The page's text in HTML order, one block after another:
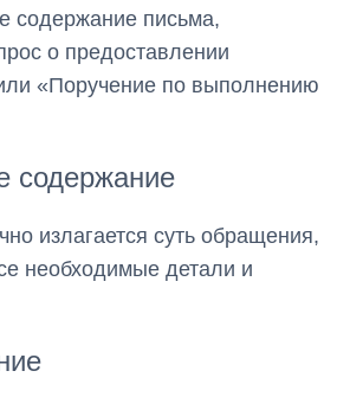
содержание письма,
о предоставлении
«Поручение по выполнению
содержание
излагается суть обращения,
необходимые детали и